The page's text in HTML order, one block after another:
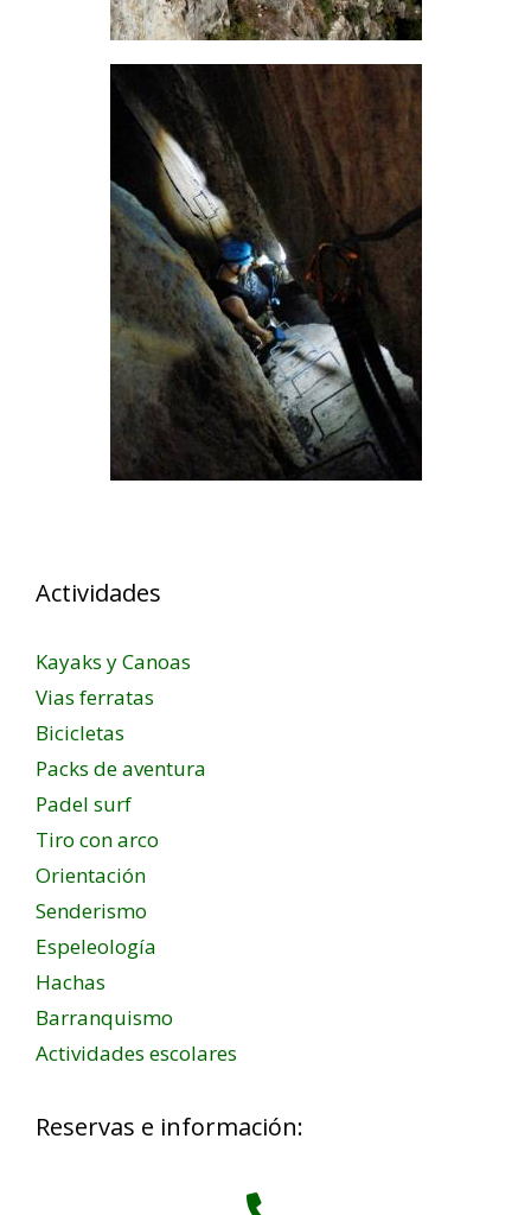
Actividades
Kayaks y Canoas
Vias ferratas
Bicicletas
Packs de aventura
Padel surf
Tiro con arco
Orientación
Senderismo
Espeleología
Hachas
Barranquismo
Actividades escolares
Reservas e información: